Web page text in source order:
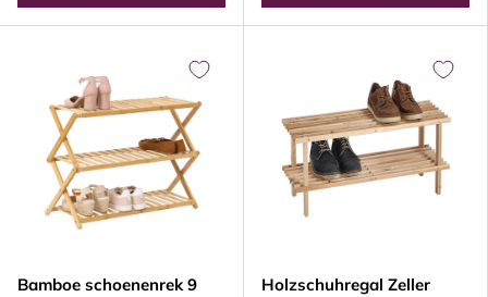
Bamboe schoenenrek 9
Holzschuhregal Zeller